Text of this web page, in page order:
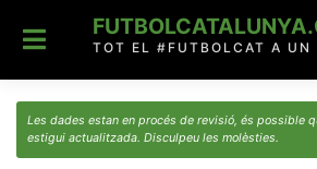
content
TOT EL #FUTBOLCAT A UN
Les dades estan en procés de revisió, és possible
estigui actualitzada. Disculpeu les molèsties.